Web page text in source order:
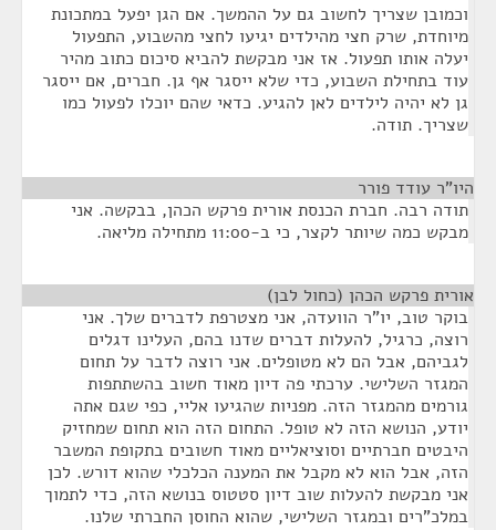
וכמובן שצריך לחשוב גם על ההמשך. אם הגן יפעל במתכונת
מיוחדת, שרק חצי מהילדים יגיעו לחצי מהשבוע, התפעול
יעלה אותו תפעול. אז אני מבקשת להביא סיכום כתוב מהיר
עוד בתחילת השבוע, כדי שלא ייסגר אף גן. חברים, אם ייסגר
גן לא יהיה לילדים לאן להגיע. כדאי שהם יוכלו לפעול כמו
שצריך. תודה.
היו"ר עודד פורר
תודה רבה. חברת הכנסת אורית פרקש הכהן, בבקשה. אני
מבקש כמה שיותר לקצר, כי ב-11:00 מתחילה מליאה.
אורית פרקש הכהן (כחול לבן)
בוקר טוב, יו"ר הוועדה, אני מצטרפת לדברים שלך. אני
רוצה, כרגיל, להעלות דברים שדנו בהם, העלינו דגלים
לגביהם, אבל הם לא מטופלים. אני רוצה לדבר על תחום
המגזר השלישי. ערכתי פה דיון מאוד חשוב בהשתתפות
גורמים מהמגזר הזה. מפניות שהגיעו אליי, כפי שגם אתה
יודע, הנושא הזה לא טופל. התחום הזה הוא תחום שמחזיק
היבטים חברתיים וסוציאליים מאוד חשובים בתקופת המשבר
הזה, אבל הוא לא מקבל את המענה הכלכלי שהוא דורש. לכן
אני מבקשת להעלות שוב דיון סטטוס בנושא הזה, כדי לתמוך
במלכ"רים ובמגזר השלישי, שהוא החוסן החברתי שלנו.